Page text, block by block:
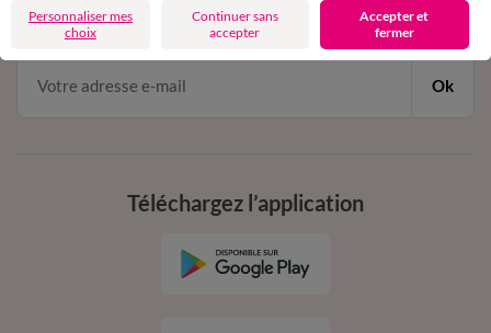
dès 20€ d’achat
conditions dans votre email de confirmation
Ok
Téléchargez l’application
Personnaliser mes
choix
Continuer sans
accepter
Accepter et
fermer